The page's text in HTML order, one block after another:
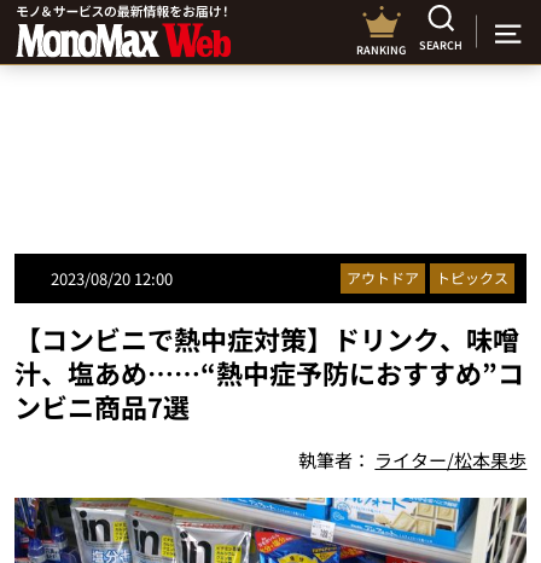
RANKING SEARCH
2023/08/20 12:00 アウトドア トピックス
【コンビニで熱中症対策】ドリンク、味噌
汁、塩あめ……“熱中症予防におすすめ”コ
ンビニ商品7選
執筆者： ライター/松本果歩